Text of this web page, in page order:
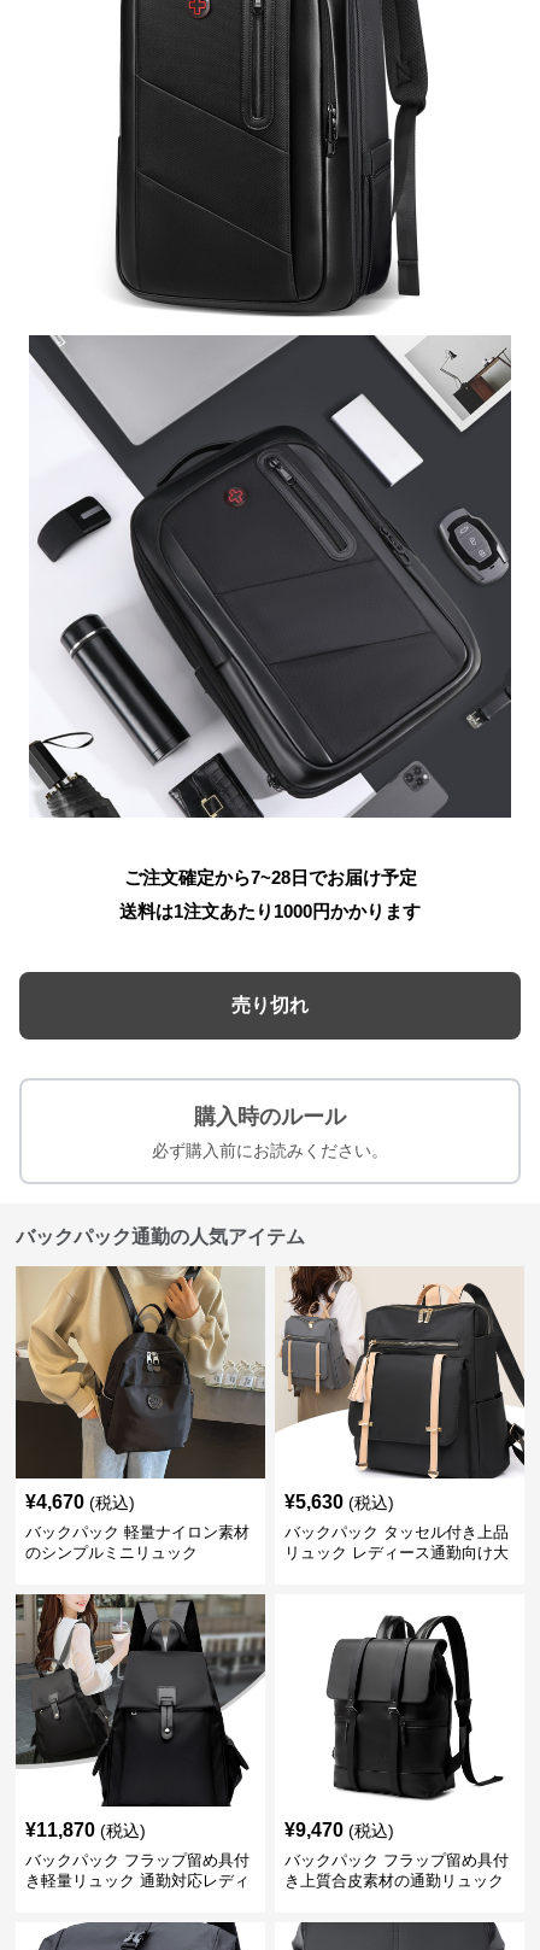
ご注文確定から7~28日でお届け予定
送料は1注文あたり 1000円かかります
売り切れ
購入時のルール
必ず購入前にお読みください。
バックパック通勤の人気アイテム
¥4,670 (税込)
バックパック 軽量ナイロン素材
のシンプルミニリュック
¥5,630 (税込)
バックパック タッセル付き上品
リュック レディース通勤向け大
¥11,870 (税込)
バックパック フラップ留め具付
き軽量リュック 通勤対応レディ
¥9,470 (税込)
バックパック フラップ留め具付
き上質合皮素材の通勤リュック